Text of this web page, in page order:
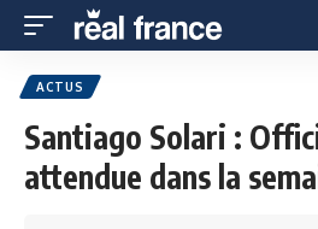
ACTUS
Santiago Solari :
attendue dans la